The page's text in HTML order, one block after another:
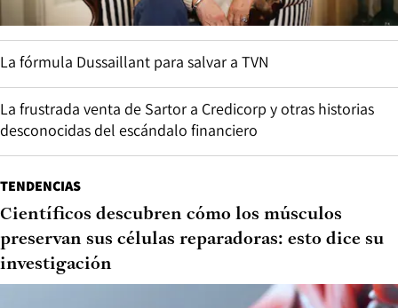
La fórmula Dussaillant para salvar a TVN
La frustrada venta de Sartor a Credicorp y otras historias
desconocidas del escándalo financiero
TENDENCIAS
Científicos descubren cómo los músculos
preservan sus células reparadoras: esto dice su
investigación